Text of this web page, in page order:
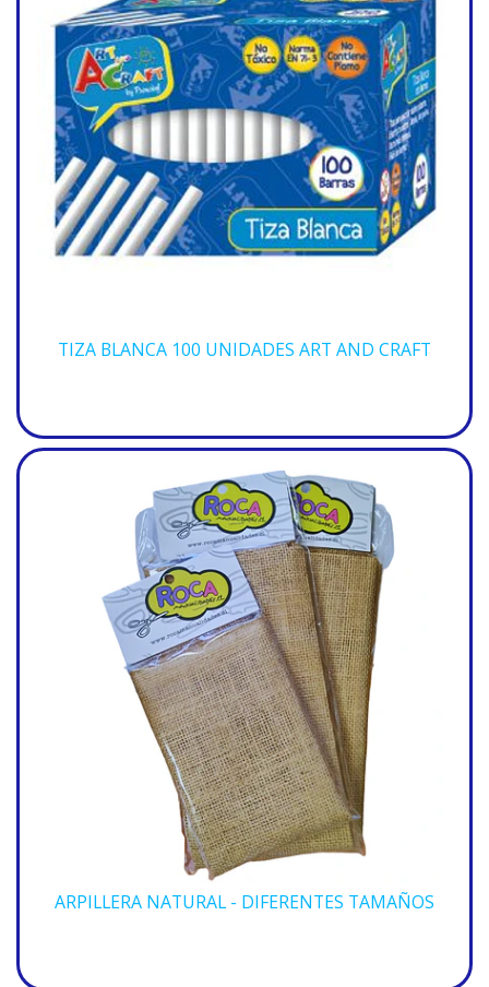
TIZA BLANCA 100 UNIDADES ART AND CRAFT
ARPILLERA NATURAL - DIFERENTES TAMAÑOS